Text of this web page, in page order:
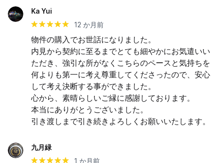
Ka Yui
12 か月前
物件の購入でお世話になりました。
内見から契約に至るまでとても細やかにお気遣いい
ただき、強引な所がなくこちらのペースと気持ちを
何よりも第一に考え尊重してくださったので、安心
して考え決断する事ができました。
心から、素晴らしいご縁に感謝しております。
本当にありがとうございました。
引き渡しまで引き続きよろしくお願いいたします。
九月緑
1 か月前